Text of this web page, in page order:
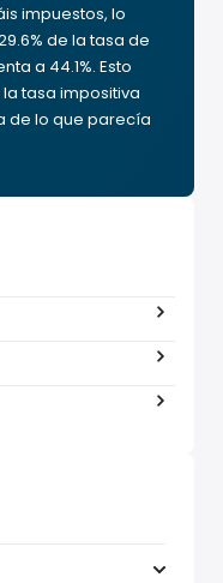
impuestos, lo
de la tasa de
a 44.1%. Esto
tasa impositiva
de lo que parecía